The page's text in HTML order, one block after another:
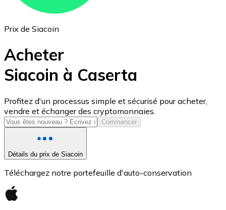
USD Coin
USDC
Prix de Siacoin
Acheter
Siacoin à Caserta
Profitez d'un processus simple et sécurisé pour acheter,
vendre et échanger des cryptomonnaies.
Commencer
Détails du prix de Siacoin
Téléchargez notre portefeuille d'auto-conservation